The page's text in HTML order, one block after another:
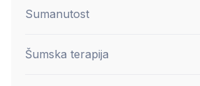
Sumanutost
Šumska terapija